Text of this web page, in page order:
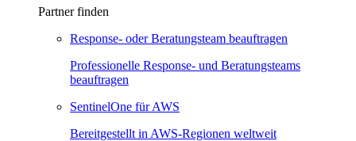
Partner finden
Response- oder Beratungsteam beauftragen
Professionelle Response- und Beratungsteams
beauftragen
SentinelOne für AWS
Bereitgestellt in AWS-Regionen weltweit